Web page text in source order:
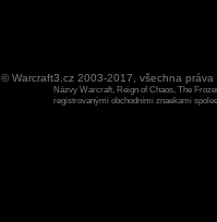
© Warcraft3.cz 2003-2017, všechna
Názvy Warcraft, Reign of Chaos, The
registrovanými obchodními znaekami